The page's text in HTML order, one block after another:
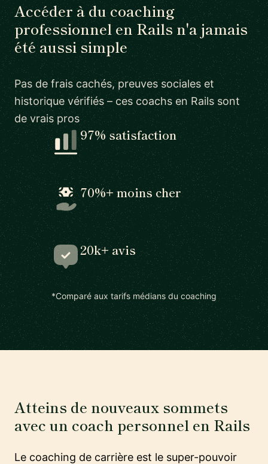
Accéder à du coaching
professionnel en Rails n'a jamais
été aussi simple
Pas de frais cachés, preuves sociales et
historique vérifiés – ces coachs en Rails sont
de vrais pros
97% satisfaction
70%+ moins cher
20k+ avis
*Comparé aux tarifs médians du coaching
Atteins de nouveaux sommets
avec un coach personnel en Rails
Le coaching de carrière est le super-pouvoir